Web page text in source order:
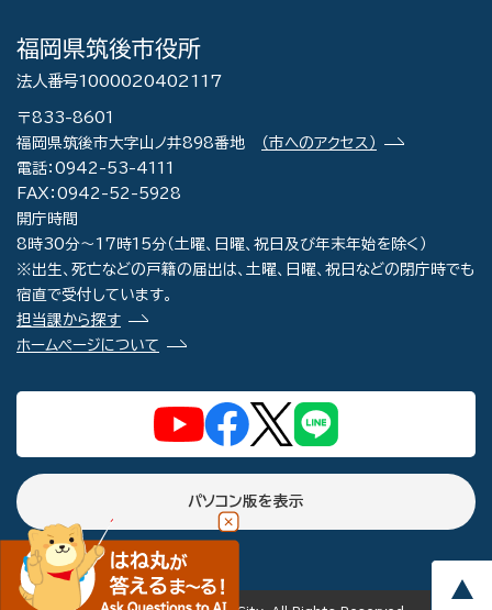
福岡県筑後市役所
法人番号1000020402117
〒833-8601
福岡県筑後市大字山ノ井898番地
（市へのアクセス）
電話：0942-53-4111
FAX：0942-52-5928
開庁時間
8時30分～17時15分（土曜、日曜、祝日及び年末年始を除く）
※出生、死亡などの戸籍の届出は、土曜、日曜、祝日などの閉庁時でも
宿直で受付しています。
担当課から探す
ホームページについて
パソコン版を表示